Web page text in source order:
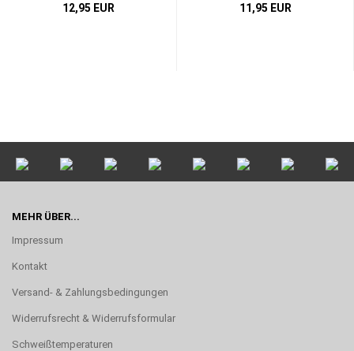
12,95 EUR 11,95 EUR
MEHR ÜBER...
Impressum
Kontakt
Versand- & Zahlungsbedingungen
Widerrufsrecht & Widerrufsformular
Schweißtemperaturen